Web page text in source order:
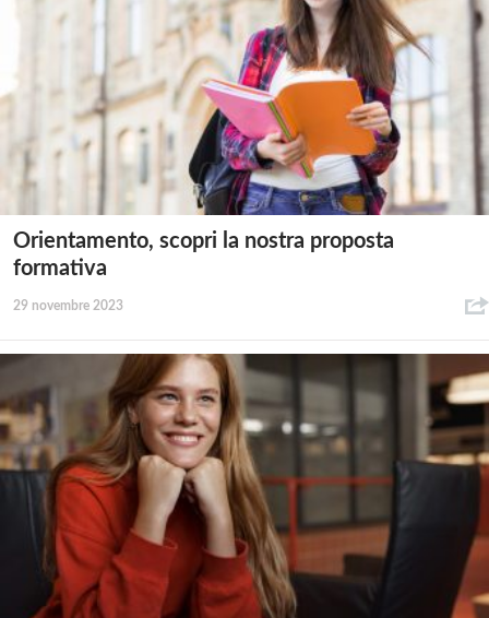
Orientamento, scopri la nostra proposta
formativa
29 novembre 2023